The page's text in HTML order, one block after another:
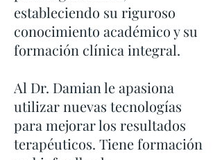
estableciendo su riguroso
conocimiento académico y su
formación clínica integral.
Al Dr. Damian le apasiona
utilizar nuevas tecnologías
para mejorar los resultados
terapéuticos. Tiene formación